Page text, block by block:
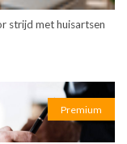
strijd met huisartsen
Premium